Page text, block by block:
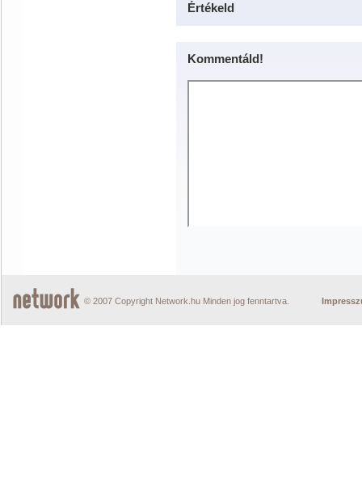
Értékeld
Kommentáld!
© 2007 Copyright Network.hu Minden jog fenntartva.